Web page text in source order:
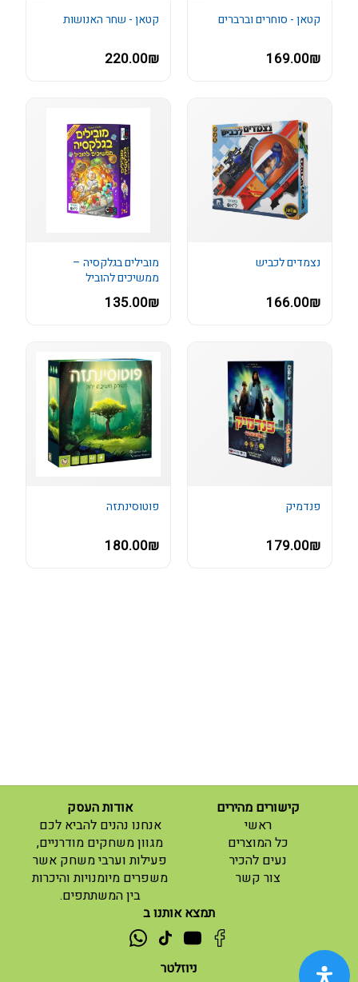
קטאן - סוחרים וברברים
169.00₪
קטאן - שחר האנושות
220.00₪
נצמדים לכביש
166.00₪
מובילים בגלקסיה –
ממשיכים להוביל
135.00₪
פנדמיק
179.00₪
פוטוסינתזה
180.00₪
קישורים מהירים
ראשי
(current)
כל המוצרים
נעים להכיר
צור קשר
(current)
אודות העסק
אנחנו נהנים להביא לכם
מגוון משחקים מודרניים,
פעילות וערבי משחק אשר
משפרים מיומנויות והיכרות
בין המשתתפים.
תמצא אותנו ב
ניוזלטר